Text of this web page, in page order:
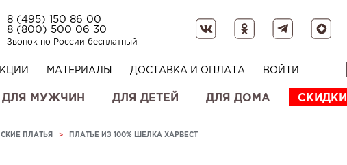
8 (495) 150 86 00
8 (800) 500 06 30
Звонок по России бесплатный
МАТЕРИАЛЫ ДОСТАВКА И ОПЛАТА ВОЙТИ
ДЛЯ МУЖЧИН ДЛЯ ДЕТЕЙ ДЛЯ ДОМА СКИДКИ
ПЛАТЬЯ > ПЛАТЬЕ ИЗ 100% ШЕЛКА ХАРВЕСТ